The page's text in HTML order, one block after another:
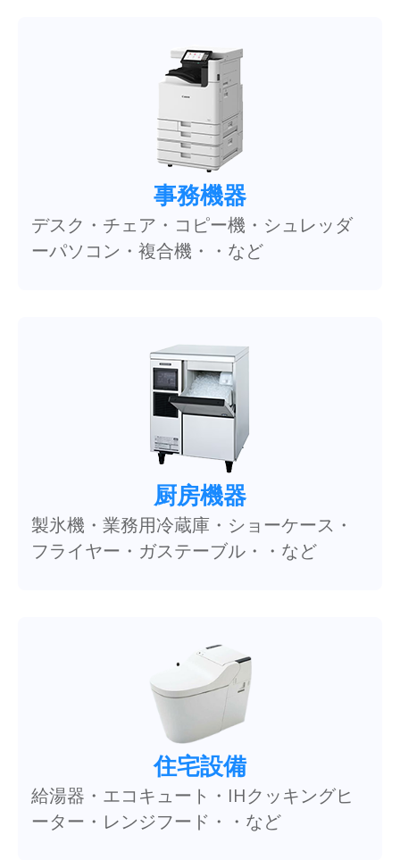
事務機器
デスク・チェア・コピー機・シュレッダ
ーパソコン・複合機・・など
厨房機器
製氷機・業務用冷蔵庫・ショーケース・
フライヤー・ガステーブル・・など
住宅設備
給湯器・エコキュート・IHクッキングヒ
ーター・レンジフード・・など